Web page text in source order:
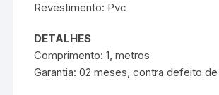
Revestimento: Pvc
DETALHES
Comprimento: 1, metros
Garantia: 02 meses, contra defeito